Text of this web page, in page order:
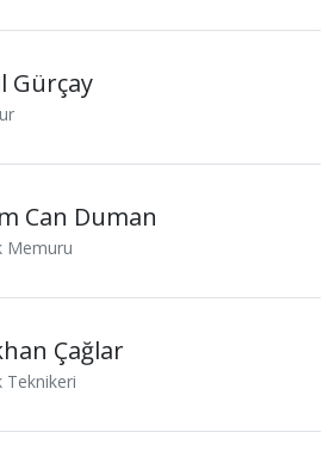
Gürçay
Can Duman
Memuru
Çağlar
Teknikeri